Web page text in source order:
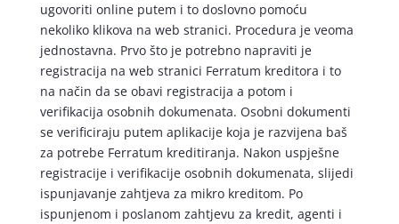
ugovoriti online putem i to doslovno pomoću
nekoliko klikova na web stranici. Procedura je veoma
jednostavna. Prvo što je potrebno napraviti je
registracija na web stranici Ferratum kreditora i to
na način da se obavi registracija a potom i
verifikacija osobnih dokumenata. Osobni dokumenti
se verificiraju putem aplikacije koja je razvijena baš
za potrebe Ferratum kreditiranja. Nakon uspješne
registracije i verifikacije osobnih dokumenata, slijedi
ispunjavanje zahtjeva za mikro kreditom. Po
ispunjenom i poslanom zahtjevu za kredit, agenti i